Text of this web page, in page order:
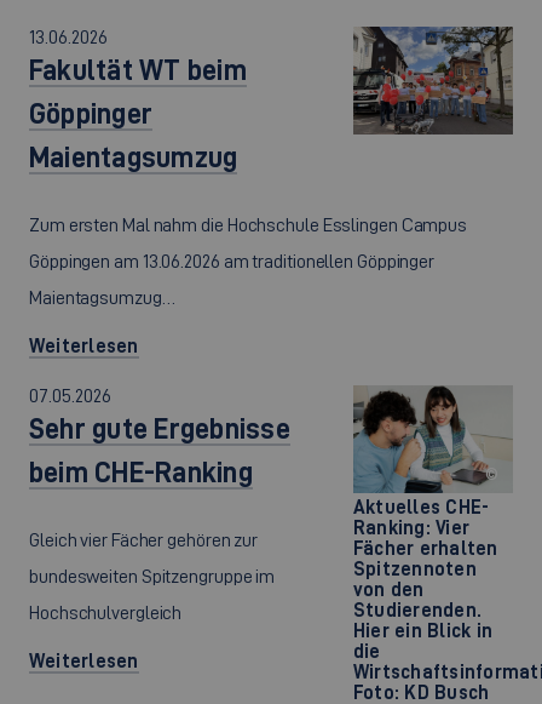
13.06.2026
Fakultät WT beim
Göppinger
Maientagsumzug
Zum ersten Mal nahm die Hochschule Esslingen Campus
Göppingen am 13.06.2026 am traditionellen Göppinger
Maientagsumzug…
Weiterlesen
Aktuelles CHE-
Ranking: Vier
Fächer erhalten
Spitzennoten
von den
Studierenden.
Hier ein Blick in
die
Foto: KD Busch
©
07.05.2026
Sehr gute Ergebnisse
beim CHE-Ranking
Gleich vier Fächer gehören zur
bundesweiten Spitzengruppe im
Hochschulvergleich
Weiterlesen